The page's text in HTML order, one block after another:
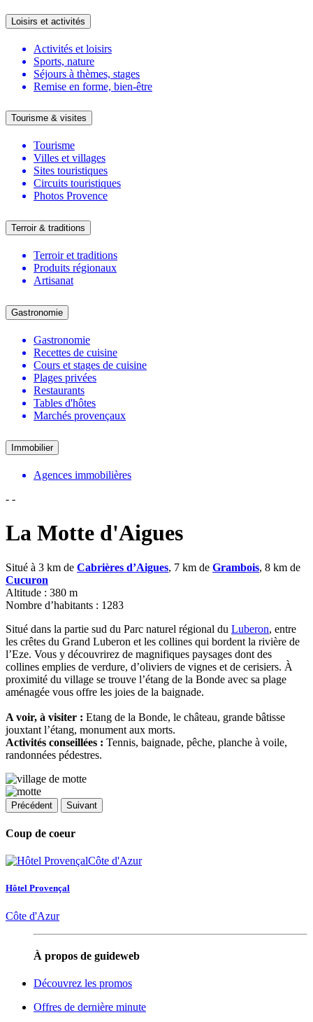
Loisirs et activités
Activités et loisirs
Sports, nature
Séjours à thèmes, stages
Remise en forme, bien-être
Tourisme & visites
Tourisme
Villes et villages
Sites touristiques
Circuits touristiques
Photos Provence
Terroir & traditions
Terroir et traditions
Produits régionaux
Artisanat
Gastronomie
Gastronomie
Recettes de cuisine
Cours et stages de cuisine
Plages privées
Restaurants
Tables d'hôtes
Marchés provençaux
Immobilier
Agences immobilières
- -
La Motte d'Aigues
Situé à 3 km de Cabrières d’Aigues, 7 km de Grambois, 8 km de
Cucuron
Altitude : 380 m
Nombre d’habitants : 1283
Situé dans la partie sud du Parc naturel régional du Luberon, entre
les crêtes du Grand Luberon et les collines qui bordent la rivière de
l’Eze. Vous y découvrirez de magnifiques paysages dont des
collines emplies de verdure, d’oliviers de vignes et de cerisiers. À
proximité du village se trouve l’étang de la Bonde avec sa plage
aménagée vous offre les joies de la baignade.
A voir, à visiter : Etang de la Bonde, le château, grande bâtisse
jouxtant l’étang, monument aux morts.
Activités conseillées : Tennis, baignade, pêche, planche à voile,
randonnées pédestres.
Précédent Suivant
Coup de coeur
Hôtel Provençal
Côte d'Azur
À propos de guideweb
Découvrez les promos
Offres de dernière minute